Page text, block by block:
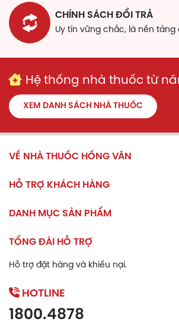
Bảo quản
Bảo quản Probio-5 ở những nơi khô
Không để ánh mặt trời chiếu trực tiếp
Để Probio-5 ở vị trí có nhiệt độ dưới 30
Không để Probio-5 ở những nơi trẻ em
CHÍNH SÁCH ĐỔI TRẢ
Uy tín vững chắc, là nền tảng
Hệ thống nhà thuốc từ
XEM DANH SÁCH NHÀ THUỐC
VỀ NHÀ THUỐC HỒNG VÂN
HỖ TRỢ KHÁCH HÀNG
DANH MỤC SẢN PHẨM
TỔNG ĐÀI HỖ TRỢ
Hỗ trợ đặt hàng và khiếu nại.
HOTLINE
1800.4878